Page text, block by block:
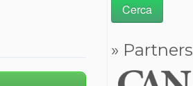
» Partners